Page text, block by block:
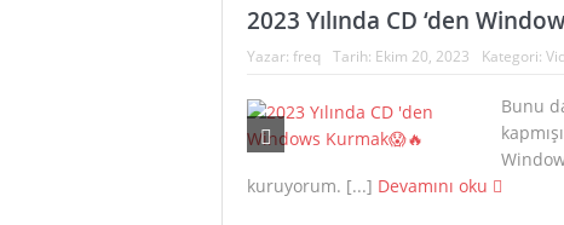
2023 Yılında CD ‘den
Yazar: freq Tarih: Ekim 20, 2023 Kategori:
Bunu
kuruyorum. [...] Devamını oku